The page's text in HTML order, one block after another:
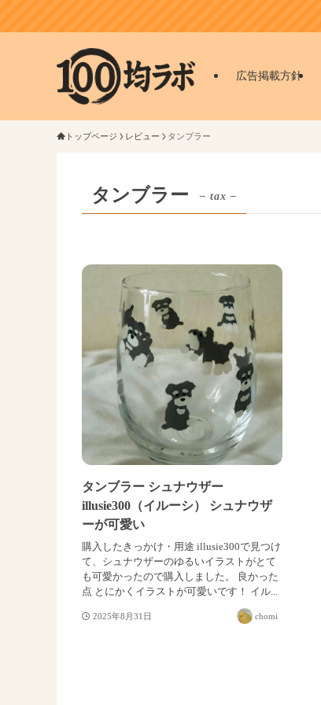
広告掲載方針
トップページ レビュー タンブラー
タンブラー – tax –
タンブラー シュナウザー
illusie300（イルーシ） シュナウザ
ーが可愛い
購入したきっかけ・用途 illusie300で見つけ
て、シュナウザーのゆるいイラストがとて
も可愛かったので購入しました。 良かった
点 とにかくイラストが可愛いです！ イル...
2025年8月31日 chomi